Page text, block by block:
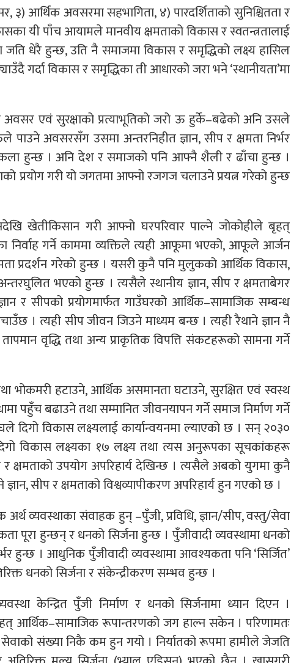
३) आर्थिक अवसरमा सहभागिता, ४) पारदर्शिताको सुनिश्चितता र
यी पाँच आयामले मानवीय क्षमताको विकास र स्वतन्त्रतालाई
धेरै हुन्छ, उति नै समाजमा विकास र समृद्धिको लक्ष्य हासिल
गर्दा विकास र समृद्धिका ती आधारको जरा भने ‘स्थानीयता’मा
अवसर एवं सुरक्षाको प्रत्याभूतिको जरो ऊ हुर्के–बढेको अनि उसले
पाउने अवसरसँग उसमा अन्तरनिहीत ज्ञान, सीप र क्षमता निर्भर
हुन्छ । अनि देश र समाजको पनि आफ्नै शैली र ढाँचा हुन्छ ।
प्रयोग गरी यो जगतमा आफ्नो रजगज चलाउने प्रयत्न गरेको हुन्छ
खेतीकिसान गरी आफ्नो घरपरिवार पाल्ने जोकोहीले बृहत्
निर्वाह गर्ने काममा व्यक्तिले त्यही आफूमा भएको, आफूले आर्जन
प्रदर्शन गरेको हुन्छ । यसरी कुनै पनि मुलुकको आर्थिक विकास,
भएको हुन्छ । त्यसैले स्थानीय ज्ञान, सीप र क्षमताबेगर
र सीपको प्रयोगमार्फत गाउँघरको आर्थिक–सामाजिक सम्बन्ध
। त्यही सीप जीवन जिउने माध्यम बन्छ । त्यही रैथाने ज्ञान नै
तापमान वृद्धि तथा अन्य प्राकृतिक विपत्ति संकटहरूको सामना गर्ने
भोकमरी हटाउने, आर्थिक असमानता घटाउने, सुरक्षित एवं स्वस्थ
पहुँच बढाउने तथा सम्मानित जीवनयापन गर्ने समाज निर्माण गर्ने
दिगो विकास लक्ष्यलाई कार्यान्वयनमा ल्याएको छ । सन् २०३०
दिगो विकास लक्ष्यका १७ लक्ष्य तथा त्यस अनुरूपका सूचकांकहरू
र क्षमताको उपयोग अपरिहार्य देखिन्छ । त्यसैले अबको युगमा कुनै
सीप र क्षमताको विश्वव्यापीकरण अपरिहार्य हुन गएको छ ।
व्यवस्थाका संवाहक हुन् –पुँजी, प्रविधि, ज्ञान/सीप, वस्तु/सेवा
पूरा हुन्छन् र धनको सिर्जना हुन्छ । पुँजीवादी व्यवस्थामा धनको
हुन्छ । आधुनिक पुँजीवादी व्यवस्थामा आवश्यकता पनि ‘सिर्जित’
धनको सिर्जना र संकेन्द्रीकरण सम्भव हुन्छ ।
केन्द्रित पुँजी निर्माण र धनको सिर्जनामा ध्यान दिएन ।
आर्थिक–सामाजिक रूपान्तरणको जग हाल्न सकेन । परिणामतः
र सेवाको संख्या निकै कम हुन गयो । निर्यातको रूपमा हामीले जेजति